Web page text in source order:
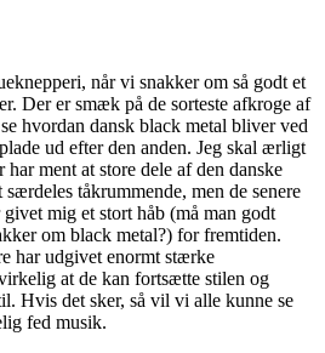
når vi snakker om så godt et
Der er smæk på de sorteste afkroge af
hvordan dansk black metal bliver ved
ud efter den anden. Jeg skal ærligt
ment at store dele af den danske
tåkrummende, men de senere
mig et stort håb (må man godt
om black metal?) for fremtiden.
har udgivet enormt stærke
at de kan fortsætte stilen og
Hvis det sker, så vil vi alle kunne se
fed musik.